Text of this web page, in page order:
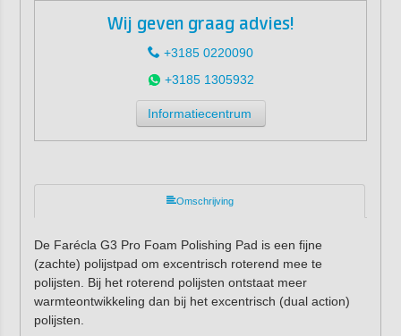
Wij geven graag advies!
+3185 0220090
+3185 1305932
Informatiecentrum
Omschrijving
De Farécla G3 Pro Foam Polishing Pad is een fijne
(zachte) polijstpad om excentrisch roterend mee te
polijsten. Bij het roterend polijsten ontstaat meer
warmteontwikkeling dan bij het excentrisch (dual action)
polijsten.